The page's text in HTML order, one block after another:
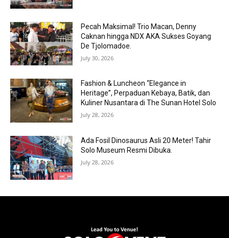
Pecah Maksimal! Trio Macan, Denny
Caknan hingga NDX AKA Sukses Goyang
De Tjolomadoe.
July 30, 2026
Fashion & Luncheon “Elegance in
Heritage”, Perpaduan Kebaya, Batik, dan
Kuliner Nusantara di The Sunan Hotel Solo
July 28, 2026
Ada Fosil Dinosaurus Asli 20 Meter! Tahir
Solo Museum Resmi Dibuka.
July 28, 2026